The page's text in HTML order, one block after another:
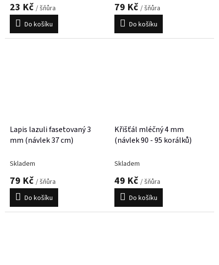
23 Kč / šňůra
Do košíku
79 Kč / šňůra
Do košíku
Lapis lazuli fasetovaný 3
mm (návlek 37 cm)
Skladem
79 Kč / šňůra
Do košíku
Křišťál mléčný 4 mm
(návlek 90 - 95 korálků)
Skladem
49 Kč / šňůra
Do košíku